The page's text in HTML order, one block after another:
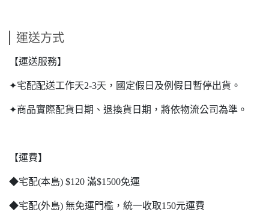
運送方式
【運送服務】
✦宅配配送工作天2-3天，國定假日及例假日暫停出貨。
✦商品實際配貨日期、退換貨日期，將依物流公司為準。
【運費】
◆宅配(本島) $120 滿$1500免運
◆宅配(外島) 無免運門檻，統一收取150元運費